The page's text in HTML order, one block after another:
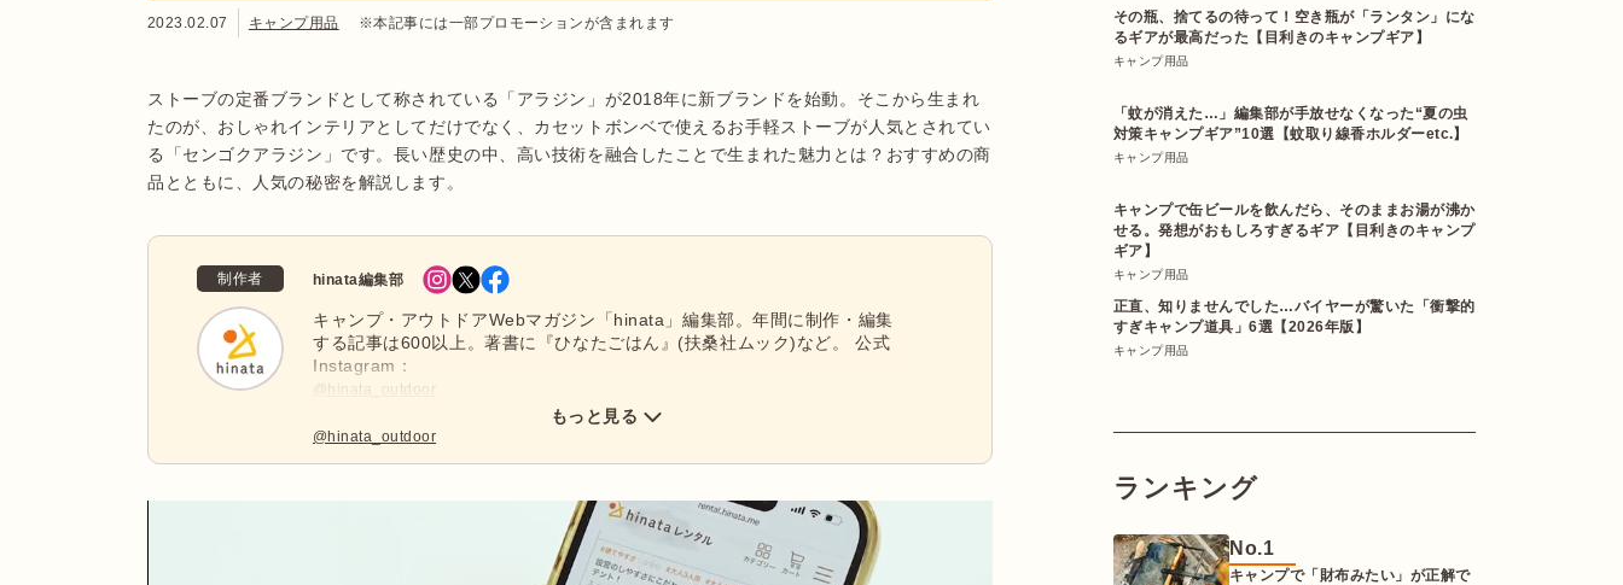
2023.02.07 キャンプ用品 ※本記事には一部プロモーションが含まれます
ストーブの定番ブランドとして称されている「アラジン」が2018年に新ブランドを始動。そこから生まれ
たのが、おしゃれインテリアとしてだけでなく、カセットボンベで使えるお手軽ストーブが人気とされてい
る「センゴクアラジン」です。長い歴史の中、高い技術を融合したことで生まれた魅力とは？おすすめの商
品とともに、人気の秘密を解説します。
制作者 hinata編集部
キャンプ・アウトドアWebマガジン「hinata」編集部。年間に制作・編集
する記事は600以上。著書に『ひなたごはん』(扶桑社ムック)など。 公式
Instagram：
@hinata_outdoor
@hinata_outdoor
もっと見る
その瓶、捨てるの待って！空き瓶が「ランタン」にな
るギアが最高だった【目利きのキャンプギア】
キャンプ用品
「蚊が消えた…」編集部が手放せなくなった“夏の虫
対策キャンプギア”10選【蚊取り線香ホルダーetc.】
キャンプ用品
キャンプで缶ビールを飲んだら、そのままお湯が沸か
せる。発想がおもしろすぎるギア【目利きのキャンプ
ギア】
キャンプ用品
正直、知りませんでした…バイヤーが驚いた「衝撃的
すぎキャンプ道具」6選【2026年版】
キャンプ用品
ランキング
No.1
キャンプで「財布みたい」が正解で